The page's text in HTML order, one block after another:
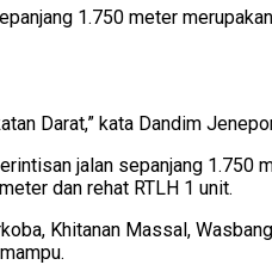
1.750 meter
Darat,” kata Dandim
jalan sepanjang 1.750
dan rehat RTLH 1 unit.
Khitanan Massal,